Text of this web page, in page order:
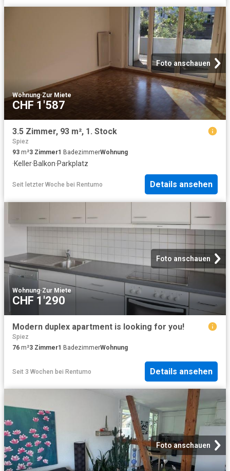
Foto anschauen
Wohnung·Zur Miete
CHF 1'587
3.5 Zimmer, 93 m², 1. Stock
Spiez
93 m²3 Zimmer1 BadezimmerWohnung
·Keller·Balkon·Parkplatz
Seit letzter Woche bei Rentumo Details ansehen
Foto anschauen
Wohnung·Zur Miete
CHF 1'290
Modern duplex apartment is looking for you!
Spiez
76 m²3 Zimmer1 BadezimmerWohnung
Seit 3 Wochen bei Rentumo Details ansehen
Foto anschauen